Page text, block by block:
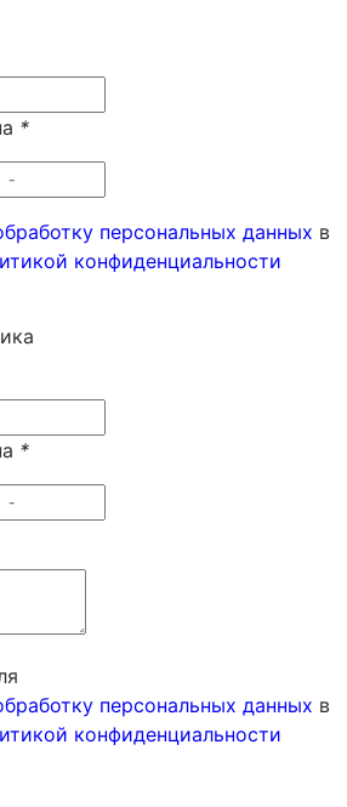
*
персональных данных в
конфиденциальности
*
персональных данных в
конфиденциальности